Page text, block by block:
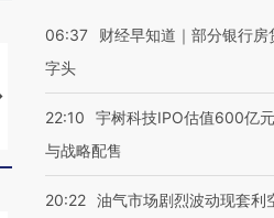
视线｜HYROX的吸金
术：是什么让中产们甘
马航飞行员跨国
粒摇头丸 尿检体
06:37
财经早知道｜部分银行房
字头
22:10
宇树科技IPO估值600亿
与战略配售
20:22 油气市场剧烈波动现套利